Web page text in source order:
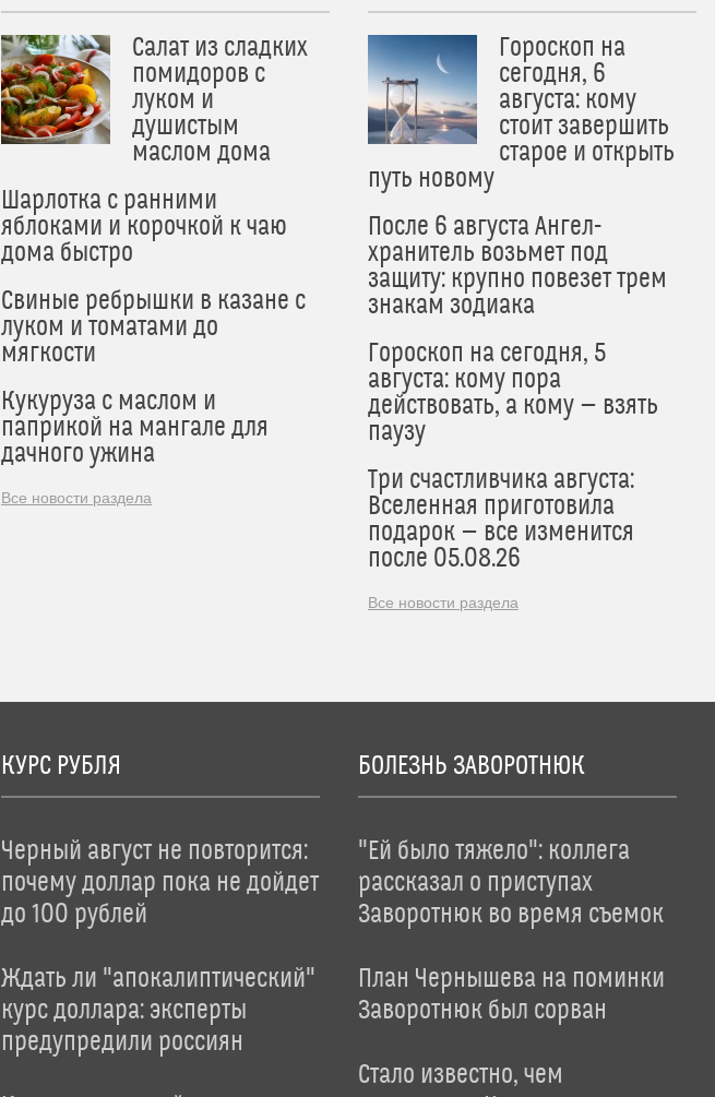
Салат из сладких
помидоров с
луком и
душистым
маслом дома
Шарлотка с ранними
яблоками и корочкой к чаю
дома быстро
Свиные ребрышки в казане с
луком и томатами до
мягкости
Кукуруза с маслом и
паприкой на мангале для
дачного ужина
Все новости раздела
Гороскоп на
сегодня, 6
августа: кому
стоит завершить
старое и открыть
путь новому
После 6 августа Ангел-
хранитель возьмет под
защиту: крупно повезет трем
знакам зодиака
Гороскоп на сегодня, 5
августа: кому пора
действовать, а кому — взять
паузу
Три счастливчика августа:
Вселенная приготовила
подарок — все изменится
после 05.08.26
Все новости раздела
КУРС РУБЛЯ
Черный август не повторится:
почему доллар пока не дойдет
до 100 рублей
Ждать ли "апокалиптический"
курс доллара: эксперты
предупредили россиян
БОЛЕЗНЬ ЗАВОРОТНЮК
"Ей было тяжело": коллега
рассказал о приступах
Заворотнюк во время съемок
План Чернышева на поминки
Заворотнюк был сорван
Стало известно, чем